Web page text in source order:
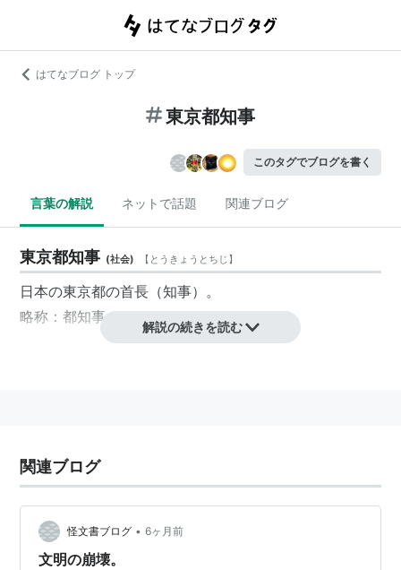
はてなブログ トップ
東京都知事
このタグでブログを書く
言葉の解説 ネットで話題 関連ブログ
東京都知事 (社会) 【 とうきょうとちじ 】
日本の東京都の首長 （知事）。
略称：都知事
解説の続きを読む
関連ブログ
怪文書ブログ • 6ヶ月前
文明の崩壊。